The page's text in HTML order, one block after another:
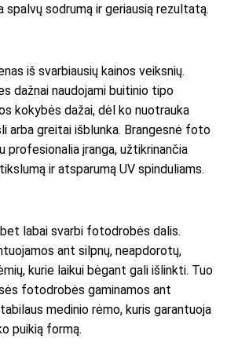
spalvų sodrumą ir geriausią rezultatą.
iš svarbiausių kainos veiksnių.
dažnai naudojami buitinio tipo
kokybės dažai, dėl ko nuotrauka
arba greitai išblunka. Brangesnė foto
profesionalia įranga, užtikrinančia
ir atsparumą UV spinduliams.
labai svarbi fotodrobės dalis.
ant silpnų, neapdorotų,
kurie laikui bėgant gali išlinkti. Tuo
fotodrobės gaminamos ant
medinio rėmo, kuris garantuoja
puikią formą.